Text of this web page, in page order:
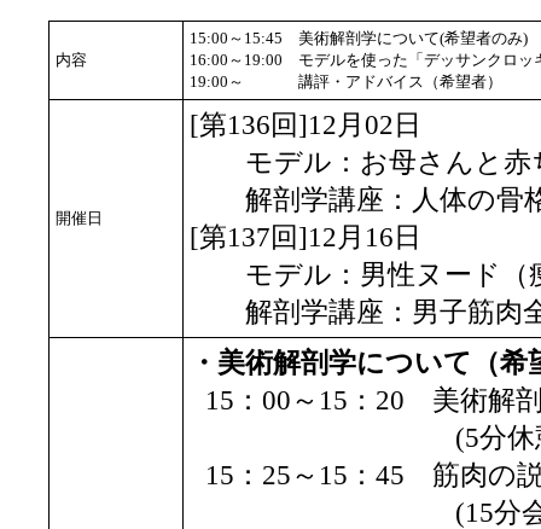
内容
15:00～15:45
16:00～19:00
19:00～
美術解剖学について(希望者のみ)
モデルを使った「デッサンクロッ
講評・アドバイス（希望者）
開催日
[第136回]12月02日
モデル：お母さんと赤
解剖学講座：人体の骨
[第137回]12月16日
モデル：男性ヌード（
解剖学講座：男子筋肉
・美術解剖学について（
15：00～15：20 美術解
(5分休
15：25～15：45 筋肉の
(15分会場準